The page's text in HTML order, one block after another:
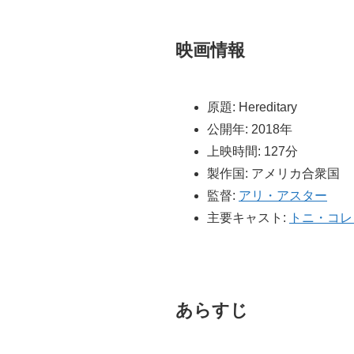
映画情報
原題: Hereditary
公開年: 2018年
上映時間: 127分
製作国: アメリカ合衆国
監督: アリ・アスター
主要キャスト:
トニ・コレ
あらすじ